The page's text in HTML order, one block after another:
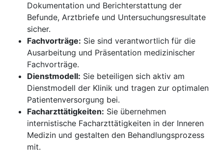
Dokumentation und Berichterstattung der
Befunde, Arztbriefe und Untersuchungsresultate
sicher.
Fachvorträge: Sie sind verantwortlich für die
Ausarbeitung und Präsentation medizinischer
Fachvorträge.
Dienstmodell: Sie beteiligen sich aktiv am
Dienstmodell der Klinik und tragen zur optimalen
Patientenversorgung bei.
Facharzttätigkeiten: Sie übernehmen
internistische Facharzttätigkeiten in der Inneren
Medizin und gestalten den Behandlungsprozess
mit.